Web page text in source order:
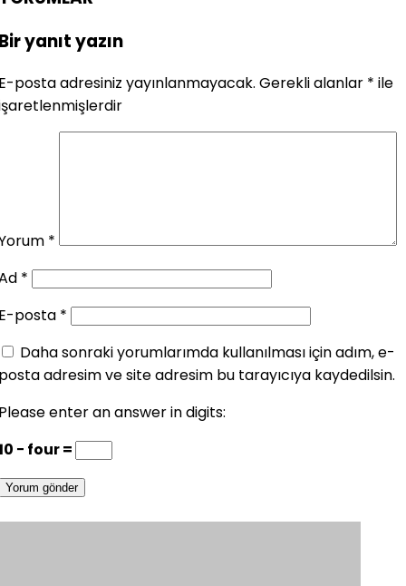
yanıt yazın
posta adresiniz yayınlanmayacak. Gerekli alanlar * ile
*
*
posta *
Daha sonraki yorumlarımda kullanılması için adım, e-
adresim ve site adresim bu tarayıcıya kaydedilsin.
enter an answer in digits:
− four =